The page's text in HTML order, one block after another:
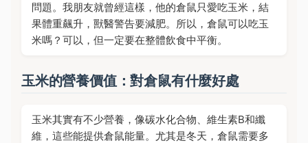
問題。我朋友就曾經這樣，他的倉鼠只愛吃玉米，結
果體重飆升，獸醫警告要減肥。所以，倉鼠可以吃玉
米嗎？可以，但一定要在整體飲食中平衡。
玉米的營養價值：對倉鼠有什麼好處
玉米其實有不少營養，像碳水化合物、維生素B和纖
維，這些能提供倉鼠能量。尤其是冬天，倉鼠需要多